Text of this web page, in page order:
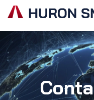
Ir al contenido